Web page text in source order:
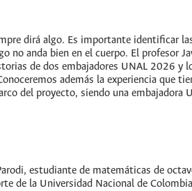
dirá algo. Es importante identificar
no anda bien en el cuerpo. El profesor
de dos embajadores UNAL 2026 y
además la experiencia que
del proyecto, siendo una embajadora
estudiante de matemáticas de
de la Universidad Nacional de